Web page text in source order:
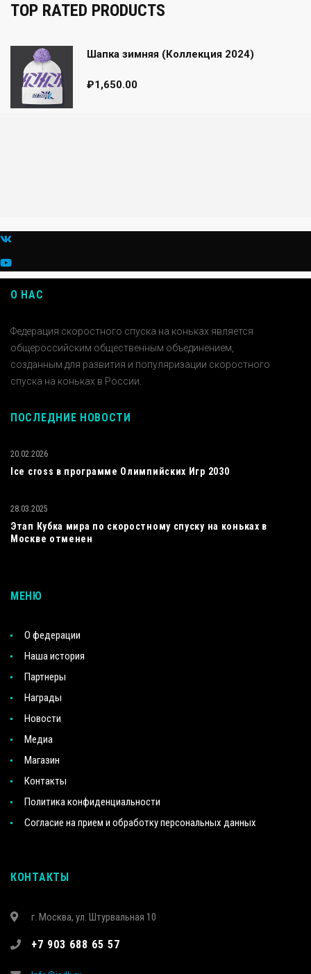
TOP RATED PRODUCTS
Шапка зимняя (Коллекция 2024)
₽1,650.00
О НАС
Федерация скоростного спуска на коньках является
общероссийским общественным объединением,
созданным для развития и популяризации скоростного
спуска на коньках в России.
ПОСЛЕДНИЕ НОВОСТИ
Ice cross в программе Олимпийских Игр 2030
20.02.2026
Этап Кубка мира по скоростному спуску на коньках в
Москве отменен
28.03.2025
МЕНЮ
О федерации
Наша история
Партнеры
Награды
Новости
Медиа
Магазин
Контакты
Политика конфиденциальности
Согласие на прием и обработку персональных данных
КОНТАКТЫ
г. Москва, ул. Штурвальная 10
+7 903 688 65 57